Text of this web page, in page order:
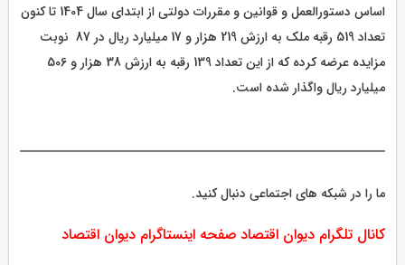
اساس دستورالعمل و قوانین و مقررات دولتی از ابتدای سال 1404 تا کنون
تعداد 519 رقبه ملک به ارزش 219 هزار و 17 میلیارد ریال در 87 نوبت
مزایده عرضه کرده که از این تعداد 139 رقبه به ارزش 38 هزار و 506
میلیارد ریال واگذار شده است.
ما را در شبکه های اجتماعی دنبال کنید.
کانال تلگرام دیوان اقتصاد صفحه اینستاگرام دیوان اقتصاد